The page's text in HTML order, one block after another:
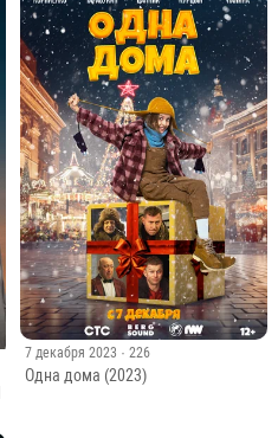
7 декабря 2023 · 226
Одна дома (2023)